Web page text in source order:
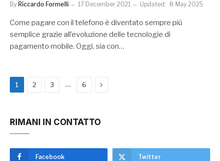
By Riccardo Formelli 17 December 2021 Updated: 8 May 2025
Come pagare con il telefono è diventato sempre più
semplice grazie all’evoluzione delle tecnologie di
pagamento mobile. Oggi, sia con…
1 2 3 … 6 Next
RIMANI IN CONTATTO
Facebook Twitter